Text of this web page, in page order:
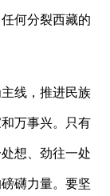
何分裂西藏的
线，推进民族
万事兴。只有
想、劲往一处
礴力量。要坚